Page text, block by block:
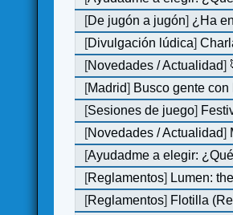
[De jugón a jugón] ¿Ha
[Divulgación lúdica]
[Novedades / Actualidad]
[Madrid] Busco gente
[Sesiones de juego]
[Novedades / Actualidad]
[Ayudadme a elegir:
[Reglamentos] Lumen:
[Reglamentos] Flotilla